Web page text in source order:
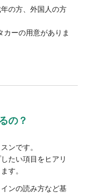
の方、外国人の方
カーの用意がありま
の？
ンです。
たい項目をヒアリ
す。
ンの読み方など基